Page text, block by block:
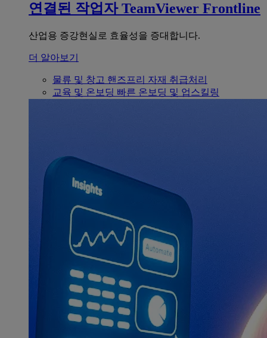
연결된 작업자 TeamViewer Frontline
산업용 증강현실로 효율성을 증대합니다.
더 알아보기
물류 및 창고 핸즈프리 자재 취급처리
교육 및 온보딩 빠른 온보딩 및 업스킬링